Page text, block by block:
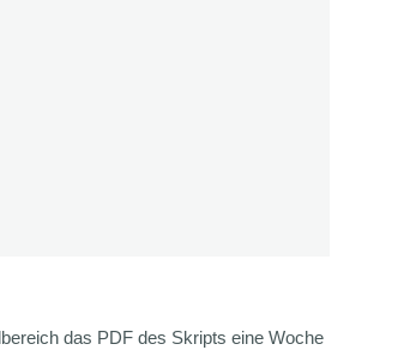
das PDF des Skripts eine Woche